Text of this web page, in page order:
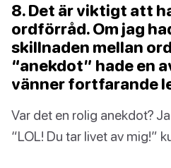
8. Det är viktigt att
ordförråd. Om jag
skillnaden mellan
“anekdot” hade en
vänner fortfarande
Var det en rolig anekdot?
“LOL! Du tar livet av mig!”